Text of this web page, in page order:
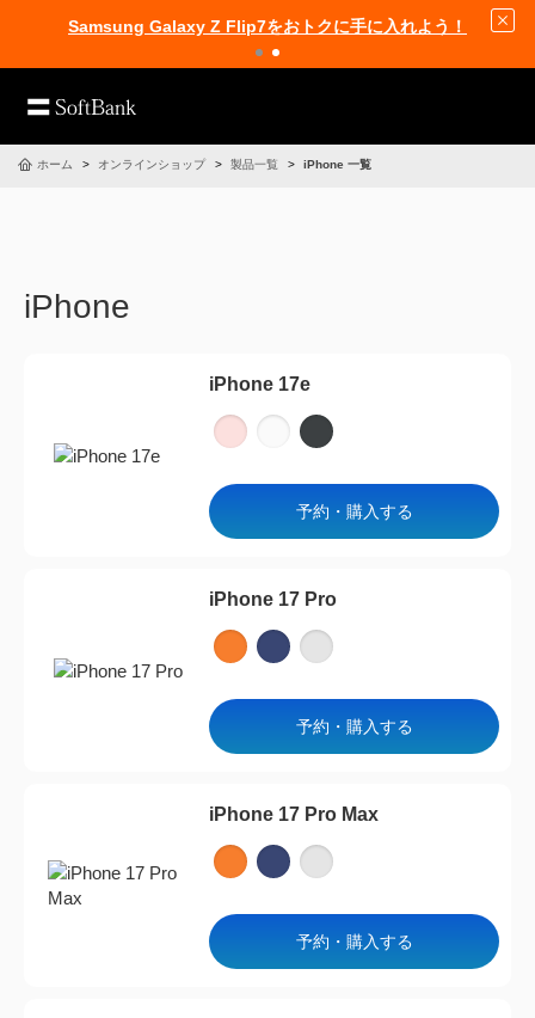
Samsung Galaxy Z Flip7をおトクに手に入れよう！
ホーム オンラインショップ 製品一覧 iPhone 一覧
iPhone
iPhone 17e
予約・購入する
iPhone 17 Pro
予約・購入する
iPhone 17 Pro Max
予約・購入する